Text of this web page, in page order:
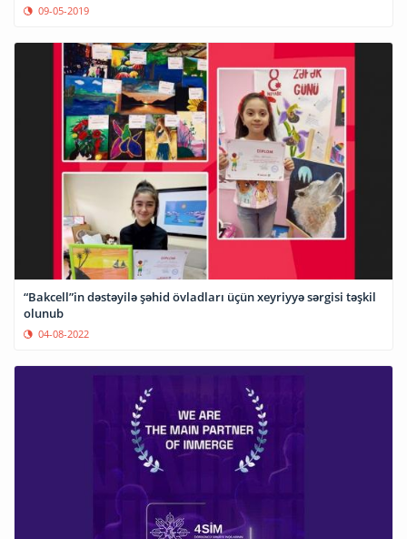
09-05-2019
“Bakcell”in dəstəyilə şəhid övladları üçün xeyriyyə sərgisi təşkil
olunub
04-08-2022